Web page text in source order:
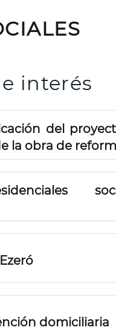
interés
del
la obra de
de
domiciliaria